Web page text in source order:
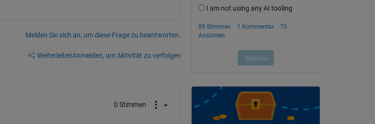
Melden Sie sich an, um diese Frage zu beantworten.
WeiterleitenAnmelden, um Aktivität zu verfolgen
0 Stimmen